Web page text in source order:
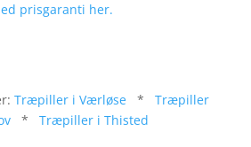
prisgaranti her.
Træpiller i Værløse *Træpiller
* Træpiller i Thisted